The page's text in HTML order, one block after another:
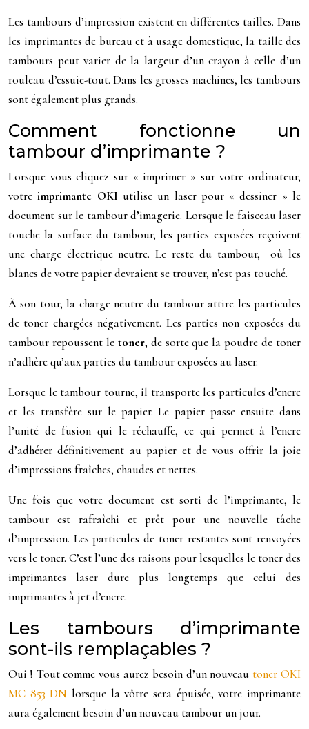
Les tambours d’impression existent en différentes tailles. Dans
les imprimantes de bureau et à usage domestique, la taille des
tambours peut varier de la largeur d’un crayon à celle d’un
rouleau d’essuie-tout. Dans les grosses machines, les tambours
sont également plus grands.
Comment fonctionne un
tambour d’imprimante ?
Lorsque vous cliquez sur « imprimer » sur votre ordinateur,
votreimprimante OKI utilise un laser pour « dessiner » le
document sur le tambour d’imagerie. Lorsque le faisceau laser
touche la surface du tambour, les parties exposées reçoivent
une charge électrique neutre. Le reste du tambour, où les
blancs de votre papier devraient se trouver, n’est pas touché.
À son tour, la charge neutre du tambour attire les particules
de toner chargées négativement. Les parties non exposées du
tambour repoussent le toner, de sorte que la poudre de toner
n’adhère qu’aux parties du tambour exposées au laser.
Lorsque le tambour tourne, il transporte les particules d’encre
et les transfère sur le papier. Le papier passe ensuite dans
l’unité de fusion qui le réchauffe, ce qui permet à l’encre
d’adhérer définitivement au papier et de vous offrir la joie
d’impressions fraîches, chaudes et nettes.
Une fois que votre document est sorti de l’imprimante, le
tambour est rafraîchi et prêt pour une nouvelle tâche
d’impression. Les particules de toner restantes sont renvoyées
vers le toner. C’est l’une des raisons pour lesquelles le toner des
imprimantes laser dure plus longtemps que celui des
imprimantes à jet d’encre.
Les tambours d’imprimante
sont-ils remplaçables ?
Oui ! Tout comme vous aurez besoin d’un nouveau toner OKI
MC 853 DN lorsque la vôtre sera épuisée, votre imprimante
aura également besoin d’un nouveau tambour un jour.